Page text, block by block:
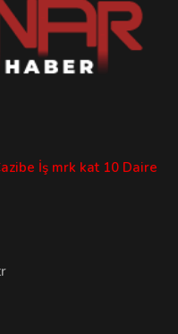
İş mrk kat 10 Daire